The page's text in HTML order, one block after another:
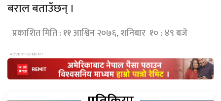
बराल बताउँछन् ।
प्रकाशित मिति : ११ आश्विन २०७६, शनिबार १० : ४९ बजे